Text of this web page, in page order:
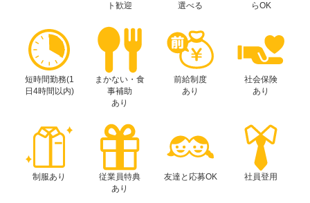
ト歓迎
選べる
らOK
短時間勤務(1
日4時間以内)
まかない・食
事補助
あり
前給制度
あり
社会保険
あり
制服あり
従業員特典
あり
友達と応募OK 社員登用